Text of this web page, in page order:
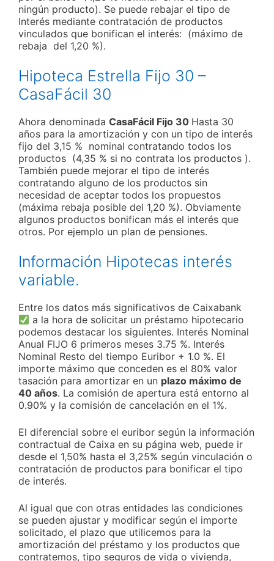
ningún producto). Se puede rebajar el tipo de
Interés mediante contratación de productos
vinculados que bonifican el interés: (máximo de
rebaja del 1,20 %).
Hipoteca Estrella Fijo 30 –
CasaFácil 30
Ahora denominada CasaFácil Fijo 30 Hasta 30
años para la amortización y con un tipo de interés
fijo del 3,15 % nominal contratando todos los
productos (4,35 % si no contrata los productos ).
También puede mejorar el tipo de interés
contratando alguno de los productos sin
necesidad de aceptar todos los propuestos
(máxima rebaja posible del 1,20 %). Obviamente
algunos productos bonifican más el interés que
otros. Por ejemplo un plan de pensiones.
Información Hipotecas interés
variable.
Entre los datos más significativos de Caixabank
a la hora de solicitar un préstamo hipotecario
podemos destacar los siguientes. Interés Nominal
Anual FIJO 6 primeros meses 3.75 %. Interés
Nominal Resto del tiempo Euribor + 1.0 %. El
importe máximo que conceden es el 80% valor
tasación para amortizar en un plazo máximo de
40 años. La comisión de apertura está entorno al
0.90% y la comisión de cancelación en el 1%.
El diferencial sobre el euribor según la información
contractual de Caixa en su página web, puede ir
desde el 1,50% hasta el 3,25% según vinculación o
contratación de productos para bonificar el tipo
de interés.
Al igual que con otras entidades las condiciones
se pueden ajustar y modificar según el importe
solicitado, el plazo que utilicemos para la
amortización del préstamo y los productos que
contratemos, tipo seguros de vida o vivienda,